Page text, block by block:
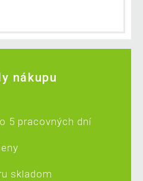
nákupu
5 pracovných dní
skladom